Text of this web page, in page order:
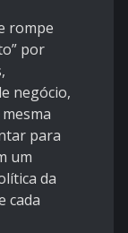
rompe
por
negócio,
para
um
da
cada